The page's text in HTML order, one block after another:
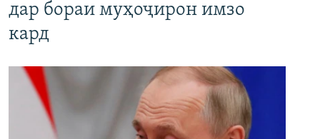
дар бораи муҳоҷирон имзо
кард